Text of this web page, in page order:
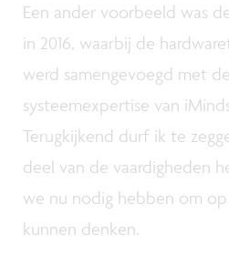
Een ander voorbeeld was
in 2016, waarbij de
werd samengevoegd met
systeemexpertise van
Terugkijkend durf ik te
deel van de vaardigheden
we nu nodig hebben om
kunnen denken.